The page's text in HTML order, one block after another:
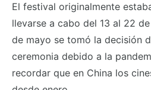
El festival originalmente
llevarse a cabo del 13 al 22
de mayo se tomó la decisión
ceremonia debido a la
recordar que en China los